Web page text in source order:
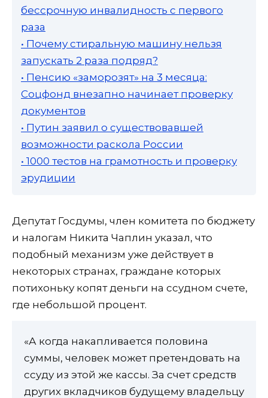
бессрочную инвалидность с первого
раза
• Почему стиральную машину нельзя
запускать 2 раза подряд?
• Пенсию «заморозят» на 3 месяца:
Соцфонд внезапно начинает проверку
документов
• Путин заявил о существовавшей
возможности раскола России
• 1000 тестов на грамотность и проверку
эрудиции
Депутат Госдумы, член комитета по бюджету
и налогам Никита Чаплин указал, что
подобный механизм уже действует в
некоторых странах, граждане которых
потихоньку копят деньги на ссудном счете,
где небольшой процент.
«А когда накапливается половина
суммы, человек может претендовать на
ссуду из этой же кассы. За счет средств
других вкладчиков будущему владельцу